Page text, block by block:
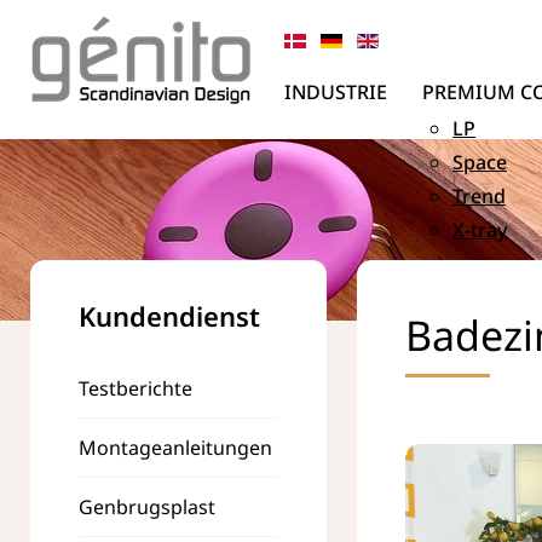
INDUSTRIE
PREMIUM
LP
Space
Trend
X-tray
Kundendienst
Testberichte
Montageanleitungen
Genbrugsplast